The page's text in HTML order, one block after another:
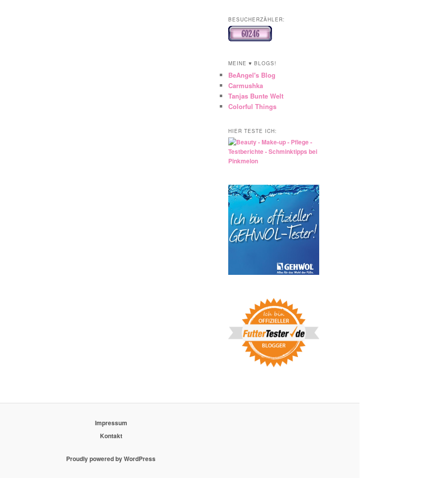
BESUCHERZÄHLER:
MEINE ♥ BLOGS!
BeAngel's Blog
Carmushka
Tanjas Bunte Welt
Colorful Things
HIER TESTE ICH:
Impressum
Kontakt
Proudly powered by WordPress